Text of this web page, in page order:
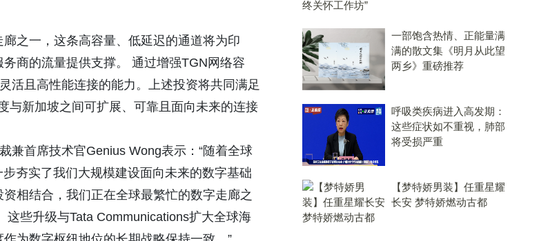
之一，这条高容量、低延迟的通道将为印
商的流量提供支撑。 通过增强TGN网络容
活且高性能连接的能力。上述投资将共同满足
与新加坡之间可扩展、可靠且面向未来的连接
兼首席技术官Genius Wong表示：“随着全球
夯实了我们大规模建设面向未来的数字基础
相结合，我们正在全球最繁忙的数字走廊之
些升级与Tata Communications扩大全球海
一部饱含热情、正能量满
满的散文集《明月从此望
两乡》重磅推荐
呼吸类疾病进入高发期：
这些症状如不重视，肺部
将受损严重
【梦特娇男装】任重星耀
长安 梦特娇燃动古都